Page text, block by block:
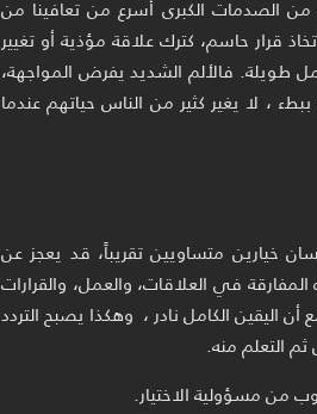
من الصدمات الكبرى أسرع من تعافينا من
قرار حاسم، كترك علاقة مؤذية أو تغيير
طويلة. فالألم الشديد يفرض المواجهة،
، لا يغير كثير من الناس حياتهم عندما
خيارين متساويين تقريباً، قد يعجز عن
في العلاقات، والعمل، والقرارات
أن اليقين الكامل نادر ، وهكذا يصبح التردد
التعلم منه.
من مسؤولية الاختيار.